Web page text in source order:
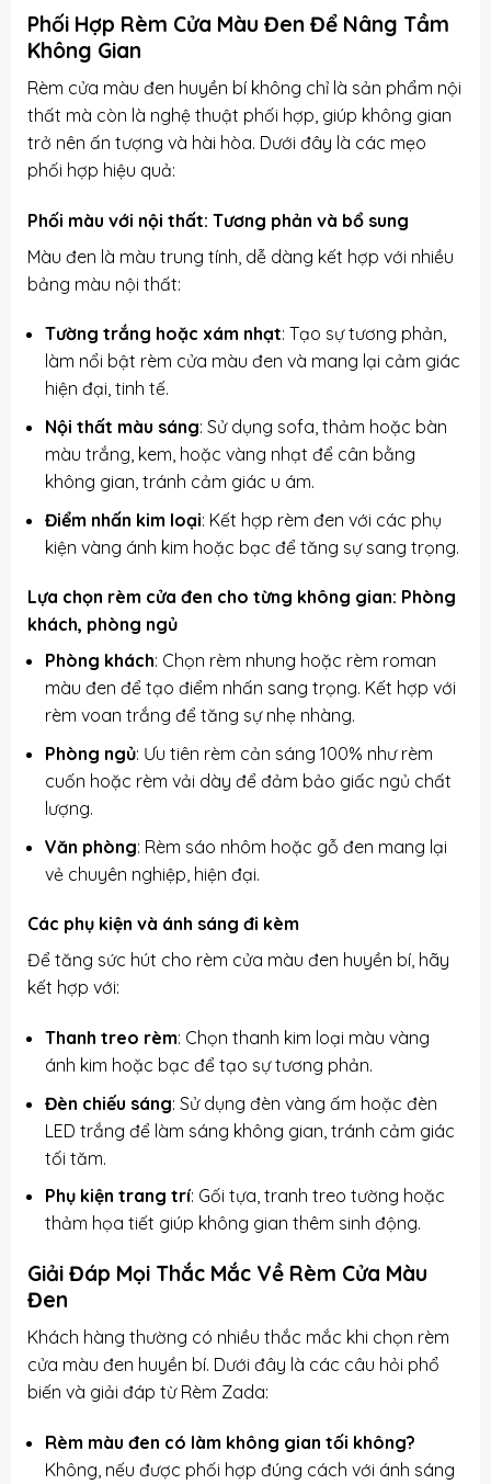
Phối Hợp Rèm Cửa Màu Đen Để Nâng Tầm
Không Gian
Rèm cửa màu đen huyền bí không chỉ là sản phẩm nội
thất mà còn là nghệ thuật phối hợp, giúp không gian
trở nên ấn tượng và hài hòa. Dưới đây là các mẹo
phối hợp hiệu quả:
Phối màu với nội thất: Tương phản và bổ sung
Màu đen là màu trung tính, dễ dàng kết hợp với nhiều
bảng màu nội thất:
Tường trắng hoặc xám nhạt: Tạo sự tương phản,
làm nổi bật rèm cửa màu đen và mang lại cảm giác
hiện đại, tinh tế.
Nội thất màu sáng: Sử dụng sofa, thảm hoặc bàn
màu trắng, kem, hoặc vàng nhạt để cân bằng
không gian, tránh cảm giác u ám.
Điểm nhấn kim loại: Kết hợp rèm đen với các phụ
kiện vàng ánh kim hoặc bạc để tăng sự sang trọng.
Lựa chọn rèm cửa đen cho từng không gian: Phòng
khách, phòng ngủ
Phòng khách: Chọn rèm nhung hoặc rèm roman
màu đen để tạo điểm nhấn sang trọng. Kết hợp với
rèm voan trắng để tăng sự nhẹ nhàng.
Phòng ngủ: Ưu tiên rèm cản sáng 100% như rèm
cuốn hoặc rèm vải dày để đảm bảo giấc ngủ chất
lượng.
Văn phòng: Rèm sáo nhôm hoặc gỗ đen mang lại
vẻ chuyên nghiệp, hiện đại.
Các phụ kiện và ánh sáng đi kèm
Để tăng sức hút cho rèm cửa màu đen huyền bí, hãy
kết hợp với:
Thanh treo rèm: Chọn thanh kim loại màu vàng
ánh kim hoặc bạc để tạo sự tương phản.
Đèn chiếu sáng: Sử dụng đèn vàng ấm hoặc đèn
LED trắng để làm sáng không gian, tránh cảm giác
tối tăm.
Phụ kiện trang trí: Gối tựa, tranh treo tường hoặc
thảm họa tiết giúp không gian thêm sinh động.
Giải Đáp Mọi Thắc Mắc Về Rèm Cửa Màu
Đen
Khách hàng thường có nhiều thắc mắc khi chọn rèm
cửa màu đen huyền bí. Dưới đây là các câu hỏi phổ
biến và giải đáp từ Rèm Zada:
Rèm màu đen có làm không gian tối không?
Không, nếu được phối hợp đúng cách với ánh sáng